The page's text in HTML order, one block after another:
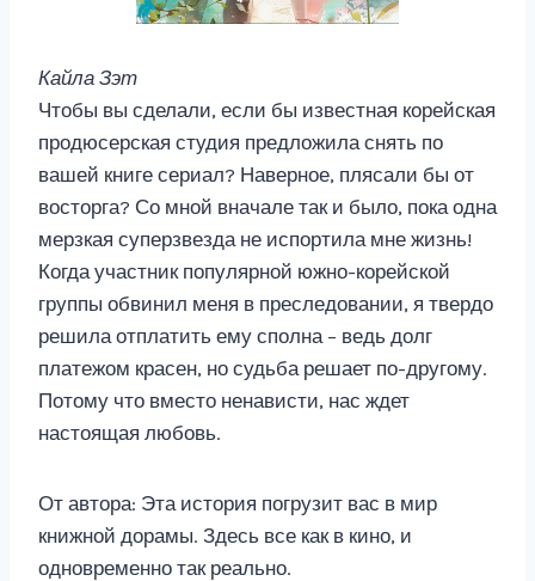
Кайла Зэт
Чтобы вы сделали, если бы известная корейская
продюсерская студия предложила снять по
вашей книге сериал? Наверное, плясали бы от
восторга? Со мной вначале так и было, пока одна
мерзкая суперзвезда не испортила мне жизнь!
Когда участник популярной южно-корейской
группы обвинил меня в преследовании, я твердо
решила отплатить ему сполна – ведь долг
платежом красен, но судьба решает по-другому.
Потому что вместо ненависти, нас ждет
настоящая любовь.
От автора: Эта история погрузит вас в мир
книжной дорамы. Здесь все как в кино, и
одновременно так реально.